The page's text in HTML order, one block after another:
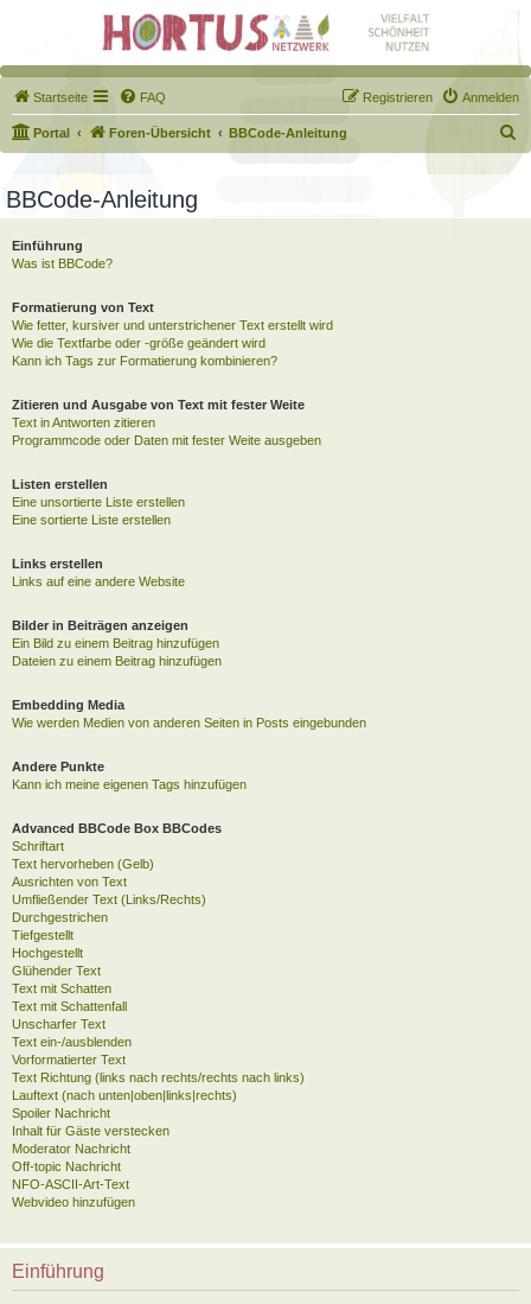
Startseite FAQ Anmelden
Registrieren
Portal Foren-Übersicht BBCode-Anleitung
u
h
BBCode-Anleitung
Einführung
Was ist BBCode?
Formatierung von Text
Wie fetter, kursiver und unterstrichener Text erstellt wird
Wie die Textfarbe oder -größe geändert wird
Kann ich Tags zur Formatierung kombinieren?
Zitieren und Ausgabe von Text mit fester Weite
Text in Antworten zitieren
Programmcode oder Daten mit fester Weite ausgeben
Listen erstellen
Eine unsortierte Liste erstellen
Eine sortierte Liste erstellen
Links erstellen
Links auf eine andere Website
Bilder in Beiträgen anzeigen
Ein Bild zu einem Beitrag hinzufügen
Dateien zu einem Beitrag hinzufügen
Embedding Media
Wie werden Medien von anderen Seiten in Posts eingebunden
Andere Punkte
Kann ich meine eigenen Tags hinzufügen
Advanced BBCode Box BBCodes
Schriftart
Text hervorheben (Gelb)
Ausrichten von Text
Umfließender Text (Links/Rechts)
Durchgestrichen
Tiefgestellt
Hochgestellt
Glühender Text
Text mit Schatten
Text mit Schattenfall
Unscharfer Text
Text ein-/ausblenden
Vorformatierter Text
Text Richtung (links nach rechts/rechts nach links)
Lauftext (nach unten|oben|links|rechts)
Spoiler Nachricht
Inhalt für Gäste verstecken
Moderator Nachricht
Off-topic Nachricht
NFO-ASCII-Art-Text
Webvideo hinzufügen
Einführung